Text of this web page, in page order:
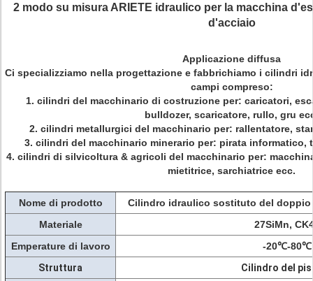
2 modo su misura ARIETE idraulico per la macchina
d'acciaio
Applicazione diffusa
Ci specializziamo nella progettazione e fabbrichiamo i cilindri
campi compreso:
1. cilindri del macchinario di costruzione per: caricatori,
bulldozer, scaricatore, rullo, gru
2. cilindri metallurgici del macchinario per: rallentatore,
3. cilindri del macchinario minerario per: pirata informatico,
4. cilindri di silvicoltura & agricoli del macchinario per:
mietitrice, sarchiatrice ecc.
Nome di prodotto
Cilindro idraulico sostituto del doppio
Materiale
27SiMn,
Emperature di lavoro
-20℃-80℃
Struttura
Cilindro del